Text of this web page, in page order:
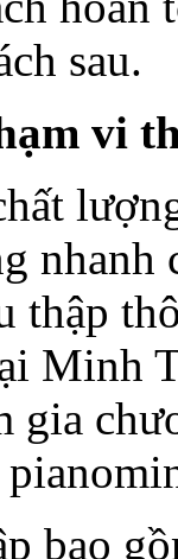
sau.
vi
thập
Minh
gia
bao